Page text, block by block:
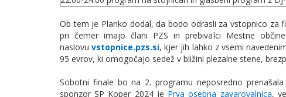
Ob tem je Planko dodal, da bodo odrasli za vstopnico za
pri čemer imajo člani PZS in prebivalci Mestne
naslovuvstopnice.pzs.si, kjer jih lahko z vsemi
95 evrov, ki omogočajo sedež v bližini plezalne stene,
Sobotni finale bo na 2. programu neposredno prenašala
sponzor SP Koper 2024 je Prva osebna zavarovalnica,